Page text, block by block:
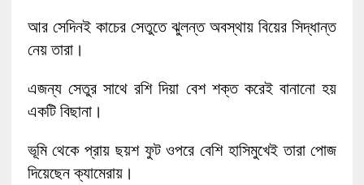
আর সেদিনই কাচের সেতুতে ঝুলন্ত অবস্থায় বিয়ের সিদ্ধান্ত
নেয় তারা।
এজন্য সেতুর সাথে রশি দিয়া বেশ শক্ত করেই বানানো হয়
একটি বিছানা।
ভূমি থেকে প্রায় ছয়শ ফুট ওপরে বেশি হাসিমুখেই তারা পোজ
দিয়েছেন ক্যামেরায়।